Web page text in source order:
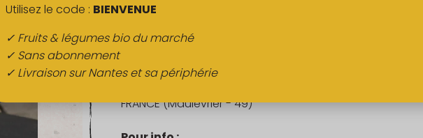
(DLC-24/06) Crème fraîche 25cl
FRANCE (Maulévrier - 49)
Utilisez le code : BIENVENUE
✓ Fruits & légumes bio du marché
✓ Sans abonnement
✓ Livraison sur Nantes et sa périphérie